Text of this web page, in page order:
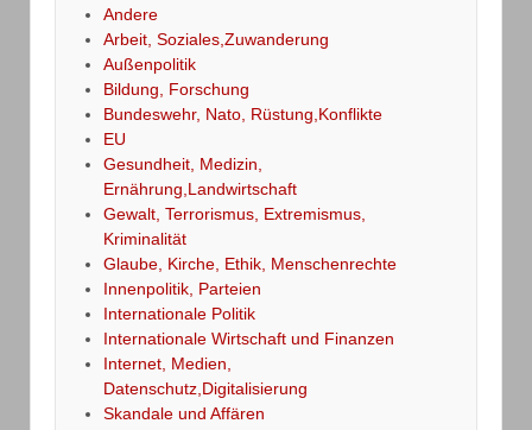
Andere
Arbeit, Soziales,Zuwanderung
Außenpolitik
Bildung, Forschung
Bundeswehr, Nato, Rüstung,Konflikte
EU
Gesundheit, Medizin,
Ernährung,Landwirtschaft
Gewalt, Terrorismus, Extremismus,
Kriminalität
Glaube, Kirche, Ethik, Menschenrechte
Innenpolitik, Parteien
Internationale Politik
Internationale Wirtschaft und Finanzen
Internet, Medien,
Datenschutz,Digitalisierung
Skandale und Affären